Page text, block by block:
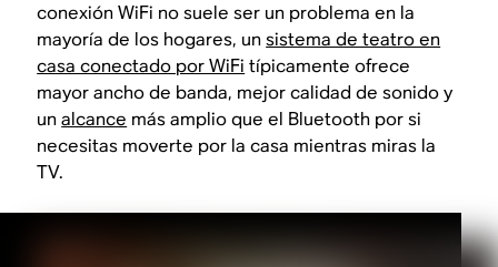
conexión WiFi no suele ser un problema en la
mayoría de los hogares, unsistema de teatro en
casa conectado por WiFi típicamente ofrece
mayor ancho de banda, mejor calidad de sonido y
unalcance más amplio que el Bluetooth por si
necesitas moverte por la casa mientras miras la
TV.